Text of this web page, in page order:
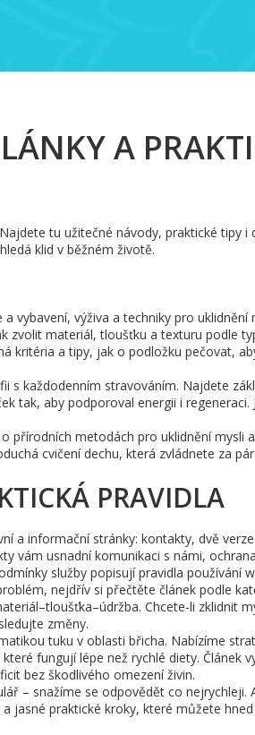
A
tu užitečné návody, praktické tipy i
klid v běžném životě.
vybavení, výživa a techniky pro uklidnění
zvolit materiál, tloušťku a texturu podle
kritéria a tipy, jak o podložku pečovat,
s každodenním stravováním. Najdete
tak, aby podporoval energii i regeneraci.
přírodních metodách pro uklidnění mysli
cvičení dechu, která zvládnete za
PRAVIDLA
a informační stránky: kontakty, dvě
vám usnadní komunikaci s námi,
služby popisují pravidla používání
nejdřív si přečtěte článek podle
Chcete-li zklidnit
změny.
tuku v oblasti břicha. Nabízíme
fungují lépe než rychlé diety. Článek
bez škodlivého omezení živin.
– snažíme se odpovědět co nejrychleji.
jasné praktické kroky, které můžete